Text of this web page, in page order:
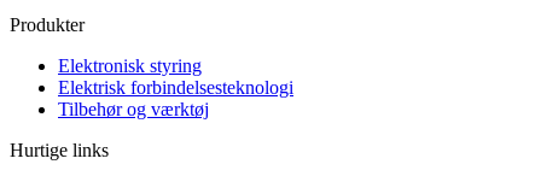
Produkter
Elektronisk styring
Elektrisk forbindelsesteknologi
Tilbehør og værktøj
Hurtige links